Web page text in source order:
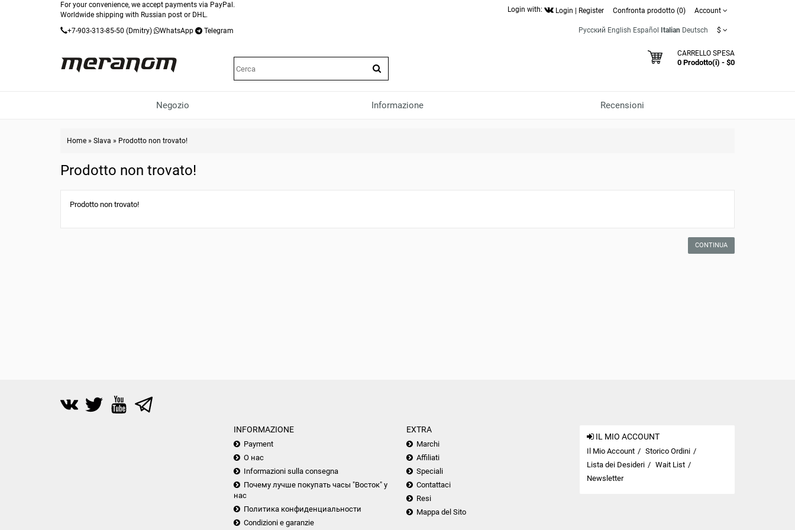
For your convenience, we accept payments via PayPal.
Worldwide shipping with Russian post or DHL.
+7-903-313-85-50 (Dmitry) WhatsApp Telegram
Login with: Login Register Confronta prodotto (0) Account
Русский English Español Italian Deutsch $
CARRELLO SPESA
0 Prodotto(i) - $0
Negozio Informazione Recensioni
Home » Slava » Prodotto non trovato!
Prodotto non trovato!
Prodotto non trovato!
CONTINUA
INFORMAZIONE
Payment
О нас
Informazioni sulla consegna
Почему лучше покупать часы "Восток" у
нас
Политика конфиденциальности
Condizioni e garanzie
EXTRA
Marchi
Affiliati
Speciali
Contattaci
Resi
Mappa del Sito
IL MIO ACCOUNT
Il Mio Account
Storico Ordini
Lista dei Desideri
Wait List
Newsletter